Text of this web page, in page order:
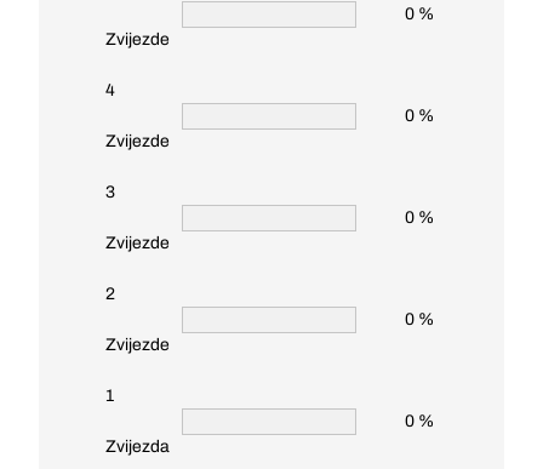
Zvijezde
0 %
4
Zvijezde
0 %
3
Zvijezde
0 %
2
Zvijezde
0 %
1
Zvijezda
0 %